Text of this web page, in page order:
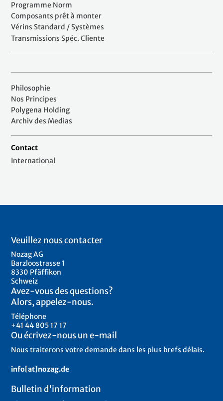
Programme Norm
Composants prêt à monter
Vérins Standard / Systèmes
Transmissions Spéc. Cliente
Philosophie
Nos Principes
Polygena Holding
Archiv des Medias
Contact
International
Veuillez nous contacter
Nozag AG
Barzloostrasse 1
8330 Pfäffikon
Schweiz
Avez-vous des questions?
Alors, appelez-nous.
Téléphone
+41 44 805 17 17
Ou écrivez-nous un e-mail
Nous traiterons votre demande dans les plus brefs délais.
info[at]nozag.de
Bulletin d'information